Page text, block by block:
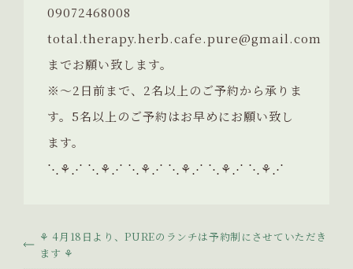
09072468008
total.therapy.herb.cafe.pure@gmail.com
までお願い致します。
※〜2日前まで、2名以上のご予約から承りま
す。5名以上のご予約はお早めにお願い致し
ます。
⋱⚘⋰ ⋱⚘⋰ ⋱⚘⋰ ⋱⚘⋰ ⋱⚘⋰ ⋱⚘⋰
⚘ 4月18日より、PUREのランチは予約制にさせていただき
ます ⚘